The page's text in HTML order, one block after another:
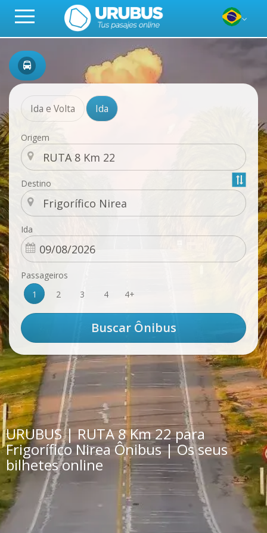
Ida e Volta Ida
Origem
Destino
Ida
Passageiros
1
2 3 4 4+
URUBUS | RUTA 8 Km 22 para
Frigorífico Nirea Ônibus | Os seus
bilhetes online